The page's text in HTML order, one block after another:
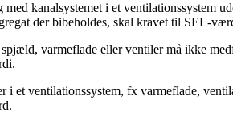
kanalsystemet i et
der bibeholdes, skal kravet til SEL-
varmeflade eller ventiler må ikke
i et ventilationssystem, fx varmeflade,